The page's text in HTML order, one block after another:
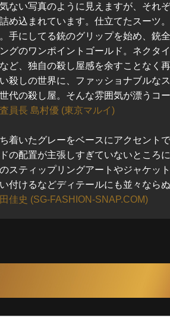
ない写真のように見えますが、それ
め込まれています。仕立てたスーツ
手にしてる銃のグリップを始め、銃
グのワンポイントゴールド。ネクタ
ど、独自の殺し屋感を余すことなく
殺しの世界に、ファッショナブルな
代の殺し屋。そんな雰囲気が漂うコ
員長 島村優 (東京マルイ)
着いたグレーをベースにアクセント
の配置が主張しすぎていないところ
スティップリングアートやジャケッ
付けるなどディテールにも並々なら
佳史 (SG-FASHION-SNAP.COM)